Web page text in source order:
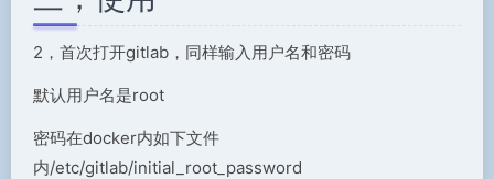
2，首次打开gitlab，同样输入用户名和密码
默认用户名是root
密码在docker内如下文件
内/etc/gitlab/initial_root_password